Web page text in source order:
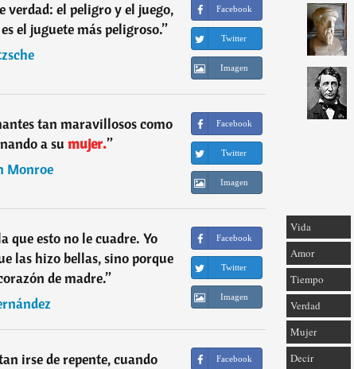
verdad: el peligro y el juego,
el juguete más peligroso.”
Facebook
Twitter
Imagen
tan maravillosos como
a su mujer.”
Monroe
Facebook
Twitter
Imagen
que esto no le cuadre. Yo
las hizo bellas, sino porque
de madre.”
Facebook
Twitter
Imagen
irse de repente, cuando
Facebook
Vida
Amor
Tiempo
Verdad
Mujer
Decir